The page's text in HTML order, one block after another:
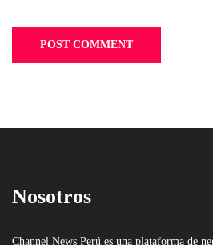
Nosotros
Channel News Perú es una plataforma de